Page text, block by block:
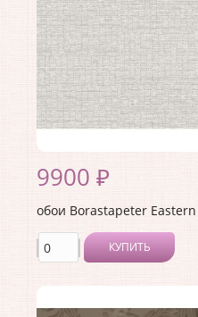
9900 ₽
обои Borastapeter
КУПИТЬ
Коллекция: Eastern Simplicity
Длина рулона:10.05